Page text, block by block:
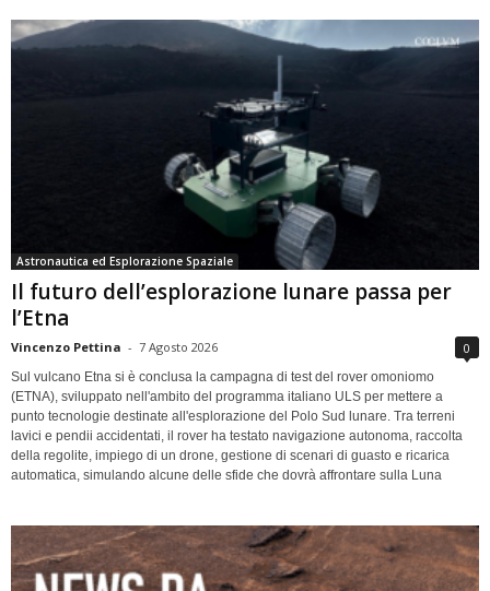
Astronautica ed Esplorazione Spaziale
Il futuro dell’esplorazione lunare passa per
l’Etna
Vincenzo Pettina - 7 Agosto 2026 0
Sul vulcano Etna si è conclusa la campagna di test del rover omoniomo
(ETNA), sviluppato nell'ambito del programma italiano ULS per mettere a
punto tecnologie destinate all'esplorazione del Polo Sud lunare. Tra terreni
lavici e pendii accidentati, il rover ha testato navigazione autonoma, raccolta
della regolite, impiego di un drone, gestione di scenari di guasto e ricarica
automatica, simulando alcune delle sfide che dovrà affrontare sulla Luna